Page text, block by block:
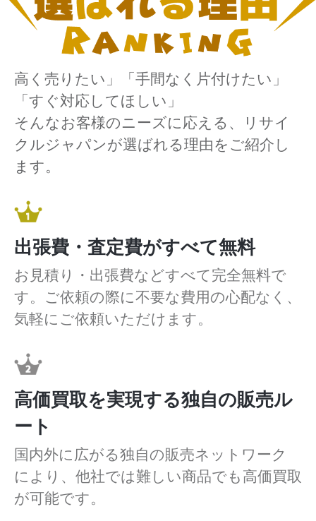
高く売りたい」「手間なく片付けたい」
「すぐ対応してほしい」
そんなお客様のニーズに応える、リサイ
クルジャパンが選ばれる理由をご紹介し
ます。
出張費・査定費がすべて無料
お見積り・出張費などすべて完全無料で
す。ご依頼の際に不要な費用の心配なく、
気軽にご依頼いただけます。
高価買取を実現する独自の販売ル
ート
国内外に広がる独自の販売ネットワーク
により、他社では難しい商品でも高価買取
が可能です。